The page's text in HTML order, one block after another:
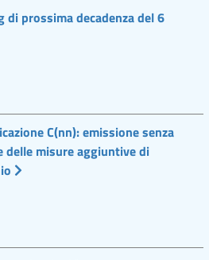
di prossima decadenza del 6
C(nn): emissione senza
delle misure aggiuntive di